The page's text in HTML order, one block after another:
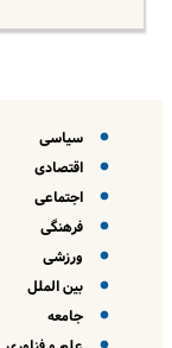
سیاسی
اقتصادی
اجتماعی
فرهنگی
ورزشی
بین الملل
جامعه